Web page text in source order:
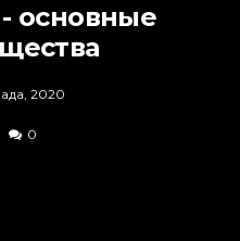
основные
2020
0